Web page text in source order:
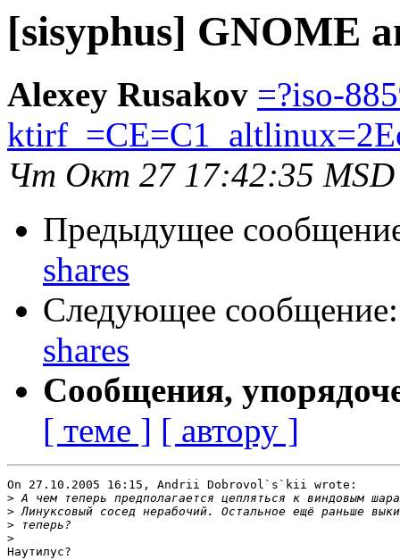
[sisyphus] GNOME
Alexey Rusakov =?iso-
Чт Окт 27 17:42:35 MSD
Предыдущее
shares
Следующее
shares
Сообщения,
[ теме ] [ автору ]
On 27.10.2005 16:15, Andrii Dobrovol`s`kii wrote:
>
>
>
>
Наутилус?